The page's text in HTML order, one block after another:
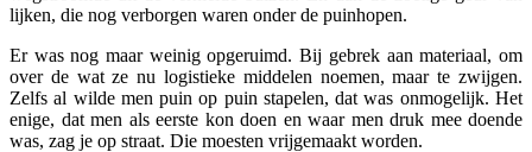
lijken, die nog verborgen waren onder de puinhopen.
Er was nog maar weinig opgeruimd. Bij gebrek aan materiaal, om
over de wat ze nu logistieke middelen noemen, maar te zwijgen.
Zelfs al wilde men puin op puin stapelen, dat was onmogelijk. Het
enige, dat men als eerste kon doen en waar men druk mee doende
was, zag je op straat. Die moesten vrijgemaakt worden.